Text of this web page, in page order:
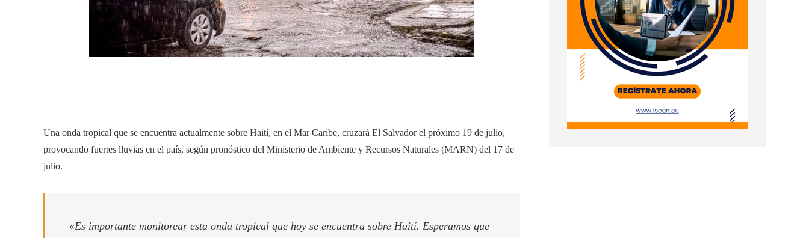
Una onda tropical que se encuentra actualmente sobre Haití, en el Mar Caribe, cruzará El Salvador el próximo 19 de julio,
provocando fuertes lluvias en el país, según pronóstico del Ministerio de Ambiente y Recursos Naturales (MARN) del 17 de
julio.
«Es importante monitorear esta onda tropical que hoy se encuentra sobre Haití. Esperamos que